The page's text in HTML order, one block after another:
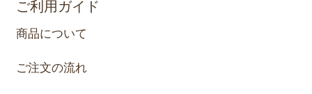
ご利用ガイド
商品について
ご注文の流れ